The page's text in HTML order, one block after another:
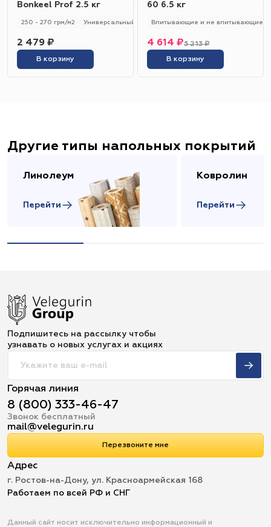
Bonkeel Prof 2.5 кг
250 - 270 грм/м2 Универсальный 250 - 270 гр/м2
2 479 ₽
В корзину
60 6.5 кг
Впитывающие и не впитывающие
5 213 ₽
4 614 ₽
В корзину
Другие типы напольных покрытий
Линолеум
Перейти
Ковролин
Перейти
Подпишитесь на рассылку чтобы
узнавать о новых услугах и акциях
Горячая линия
8 (800) 333-46-47
Звонок бесплатный
mail@velegurin.ru
Перезвоните мне
Адрес
г. Ростов-на-Дону, ул. Красноармейская 168
Работаем по всей РФ и СНГ
Данный сайт носит исключительно информационный и